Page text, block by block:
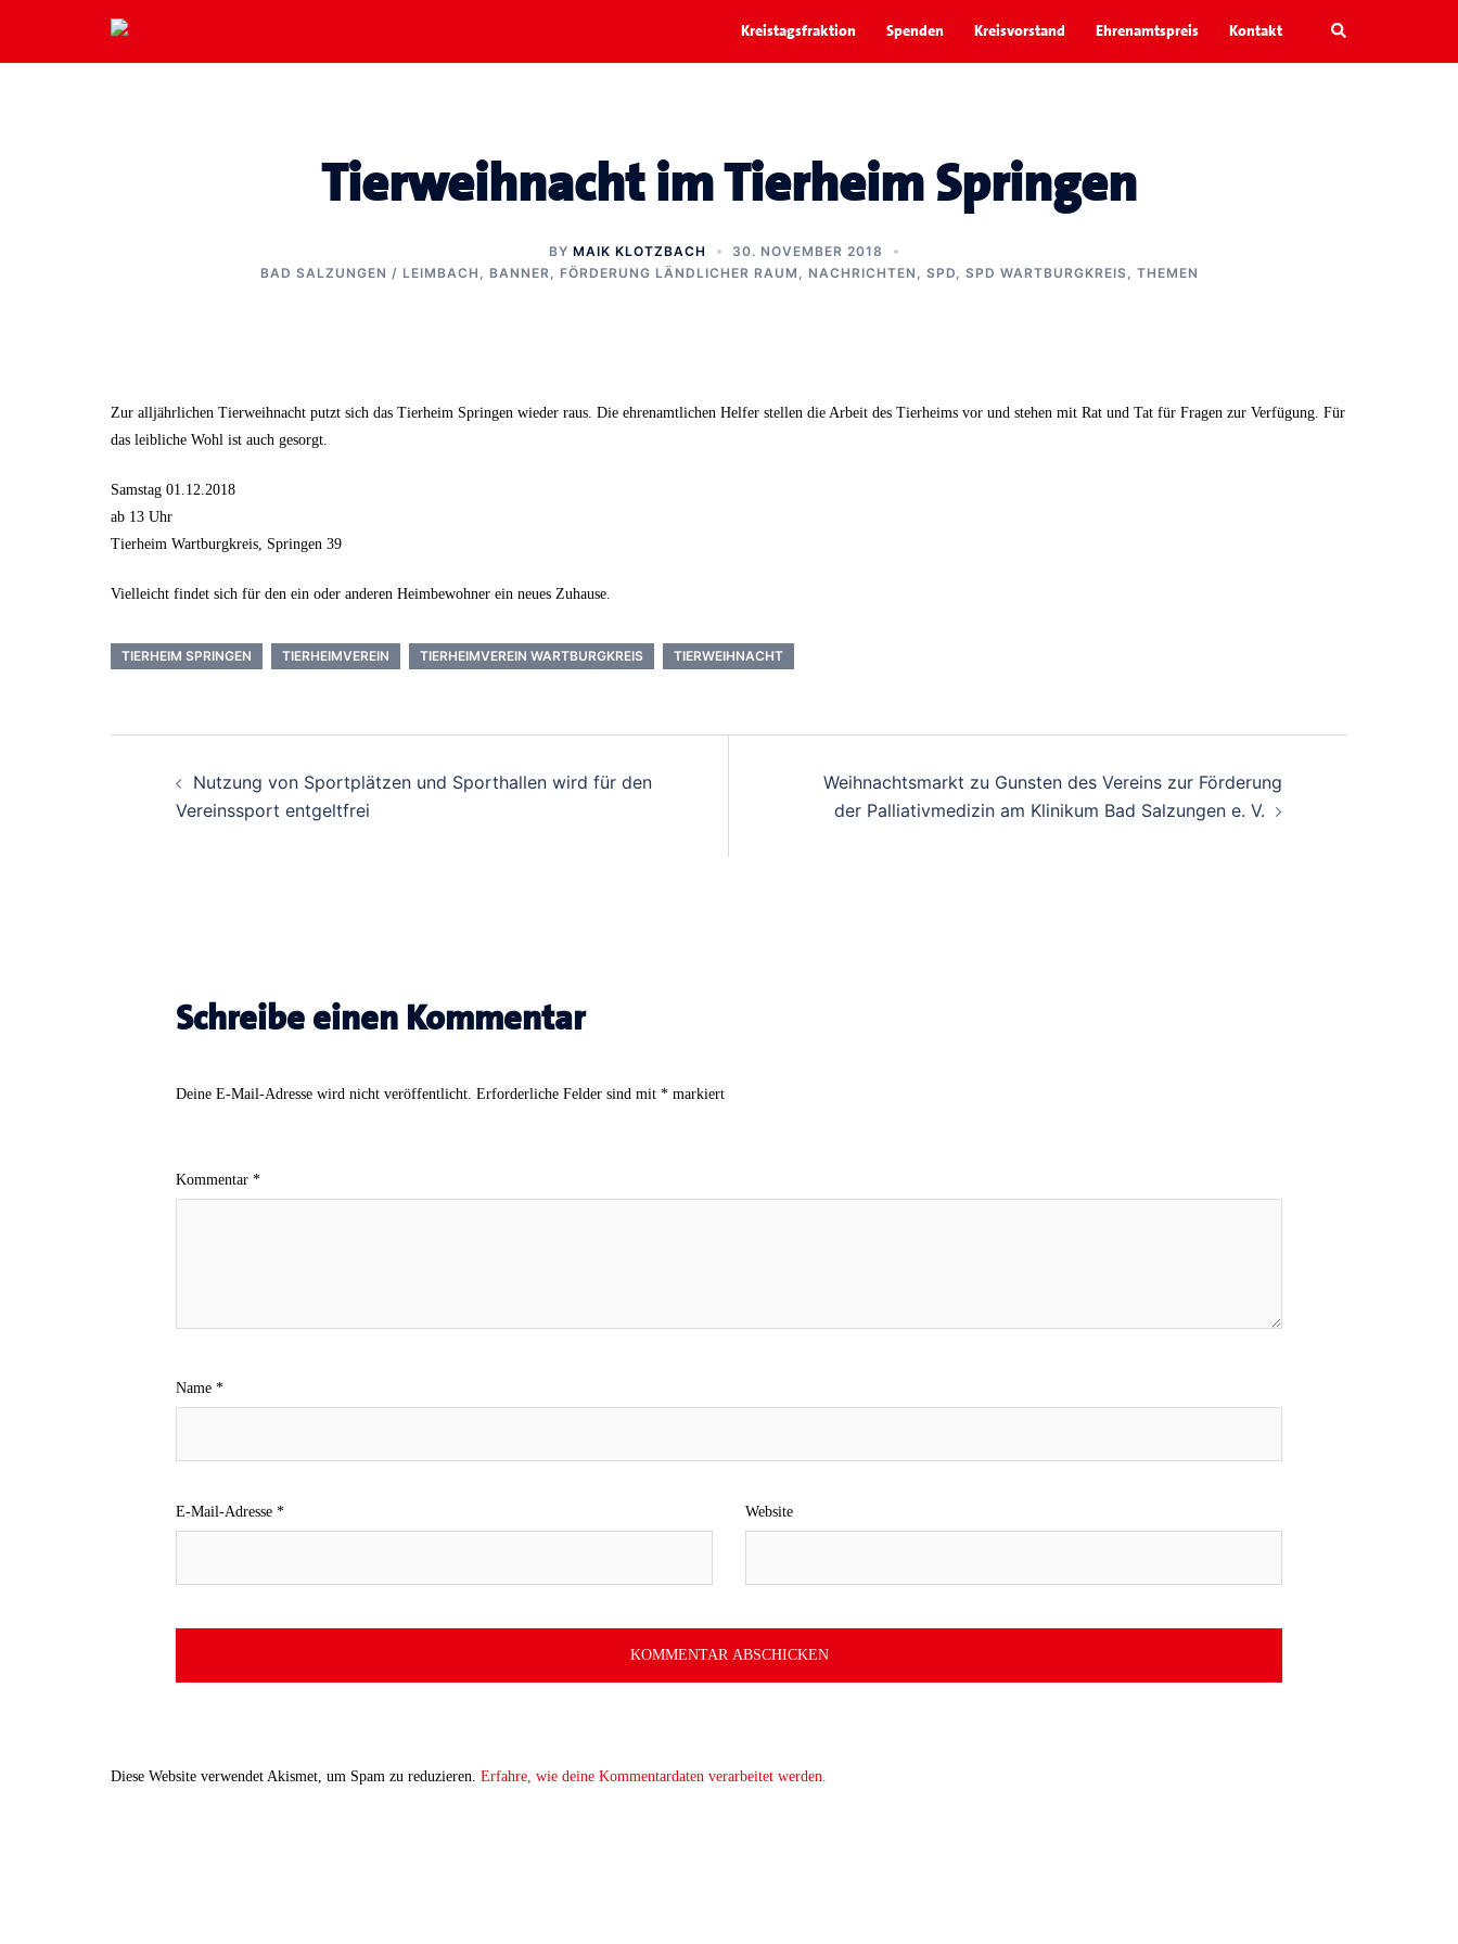
springen
Kreistagsfraktion Spenden Kreisvorstand Ehrenamtspreis Kontakt Search
Tierweihnacht im Tierheim Springen
BY MAIK KLOTZBACH
30. NOVEMBER 2018
BAD SALZUNGEN / LEIMBACH
BANNER FÖRDERUNG LÄNDLICHER RAUM NACHRICHTEN SPD SPD WARTBURGKREIS THEMEN
Zur alljährlichen Tierweihnacht putzt sich das Tierheim Springen wieder raus. Die ehrenamtlichen Helfer stellen die Arbeit des Tierheims vor und stehen mit Rat und Tat für Fragen zur Verfügung. Für
das leibliche Wohl ist auch gesorgt.
Samstag 01.12.2018
ab 13 Uhr
Tierheim Wartburgkreis, Springen 39
Vielleicht findet sich für den ein oder anderen Heimbewohner ein neues Zuhause.
TIERHEIM SPRINGEN TIERHEIMVEREIN TIERHEIMVEREIN WARTBURGKREIS TIERWEIHNACHT
Beitrags-
Navigation
Nutzung von Sportplätzen und Sporthallen wird für den
Vereinssport entgeltfrei
Weihnachtsmarkt zu Gunsten des Vereins zur Förderung
der Palliativmedizin am Klinikum Bad Salzungen e. V.
Schreibe einen Kommentar
Deine E-Mail-Adresse wird nicht veröffentlicht. Erforderliche Felder sind mit * markiert
Kommentar *
Name *
E-Mail-Adresse * Website
Diese Website verwendet Akismet, um Spam zu reduzieren. Erfahre, wie deine Kommentardaten verarbeitet werden.